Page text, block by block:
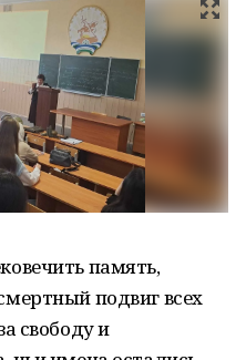
память,
подвиг всех
свободу и